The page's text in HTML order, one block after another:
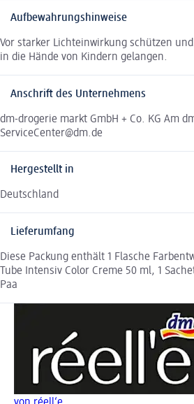
Aufbewahrungshinweise
Vor starker Lichteinwirkung schützen
in die Hände von Kindern gelangen.
Anschrift des Unternehmens
dm-drogerie markt GmbH + Co. KG Am
ServiceCenter@dm.de
Hergestellt in
Deutschland
Lieferumfang
Diese Packung enthält 1 Flasche
Tube Intensiv Color Creme 50 ml, 1
Paa